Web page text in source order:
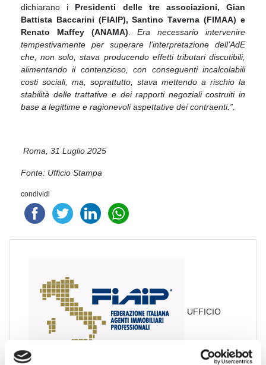
dichiarano i Presidenti delle tre associazioni, Gian
Battista Baccarini (FIAIP), Santino Taverna (FIMAA) e
Renato Maffey (ANAMA) .Era necessario intervenire
tempestivamente per superare l’interpretazione dell’AdE
che, non solo, stava producendo effetti tributari discutibili,
alimentando il contenzioso, con conseguenti incalcolabili
costi sociali, ma, soprattutto, stava mettendo a rischio la
stabilità delle trattative e dei rapporti negoziali costruiti in
base a legittime e ragionevoli aspettative dei contraenti.”.
Roma, 31 Luglio 2025
Fonte: Ufficio Stampa
condividi
UFFICIO